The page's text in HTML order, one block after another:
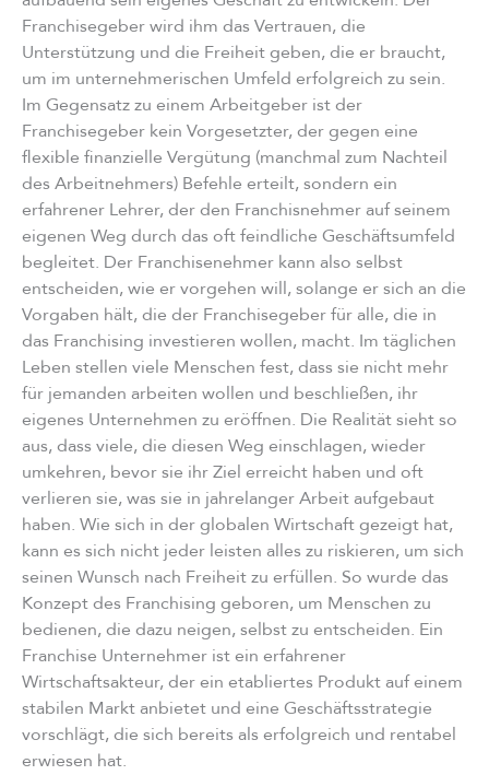
Franchisegeber wird ihm das Vertrauen, die
Unterstützung und die Freiheit geben, die er braucht,
um im unternehmerischen Umfeld erfolgreich zu sein.
Im Gegensatz zu einem Arbeitgeber ist der
Franchisegeber kein Vorgesetzter, der gegen eine
flexible finanzielle Vergütung (manchmal zum Nachteil
des Arbeitnehmers) Befehle erteilt, sondern ein
erfahrener Lehrer, der den Franchisnehmer auf seinem
eigenen Weg durch das oft feindliche Geschäftsumfeld
begleitet. Der Franchisenehmer kann also selbst
entscheiden, wie er vorgehen will, solange er sich an die
Vorgaben hält, die der Franchisegeber für alle, die in
das Franchising investieren wollen, macht. Im täglichen
Leben stellen viele Menschen fest, dass sie nicht mehr
für jemanden arbeiten wollen und beschließen, ihr
eigenes Unternehmen zu eröffnen. Die Realität sieht so
aus, dass viele, die diesen Weg einschlagen, wieder
umkehren, bevor sie ihr Ziel erreicht haben und oft
verlieren sie, was sie in jahrelanger Arbeit aufgebaut
haben. Wie sich in der globalen Wirtschaft gezeigt hat,
kann es sich nicht jeder leisten alles zu riskieren, um sich
seinen Wunsch nach Freiheit zu erfüllen. So wurde das
Konzept des Franchising geboren, um Menschen zu
bedienen, die dazu neigen, selbst zu entscheiden. Ein
Franchise Unternehmer ist ein erfahrener
Wirtschaftsakteur, der ein etabliertes Produkt auf einem
stabilen Markt anbietet und eine Geschäftsstrategie
vorschlägt, die sich bereits als erfolgreich und rentabel
erwiesen hat.